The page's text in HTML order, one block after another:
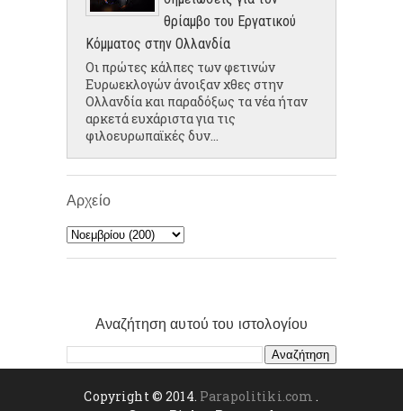
θρίαμβο του Εργατικού
Κόμματος στην Ολλανδία
Οι πρώτες κάλπες των φετινών
Ευρωεκλογών άνοιξαν χθες στην
Ολλανδία και παραδόξως τα νέα ήταν
αρκετά ευχάριστα για τις
φιλοευρωπαϊκές δυν...
Αρχείο
Αναζήτηση αυτού του ιστολογίου
Copyright © 2014. Parapolitiki.com .